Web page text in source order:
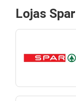
Lojas